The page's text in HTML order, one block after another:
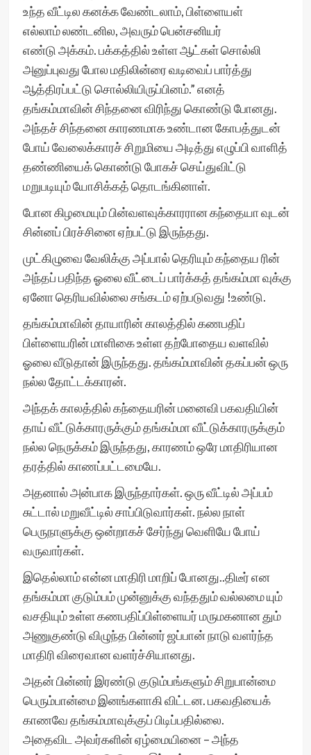
உந்த வீட்டில கனக்க வேண்டலாம், பிள்ளையள்
எல்லாம் லண்டனில, அவரும் பென்சனியர்
எண்டு அக்கம். பக்கத்தில் உள்ள ஆட்கள் சொல்லி
அனுப்புவது போல மதிலின்ரை வடிவைப் பார்த்து
ஆத்திரப்பட்டு சொல்லியிருப்பினம்.” எனத்
தங்கம்மாவின் சிந்தனை விரிந்து கொண்டு போனது.
அந்தச் சிந்தனை காரணமாக உண்டான கோபத்துடன்
போய் வேலைக்காரச் சிறுமியை அடித்து எழுப்பி வாளித்
தண்ணியைக் கொண்டு போகச் செய்துவிட்டு
மறுபடியும் யோசிக்கத் தொடங்கினாள்.
போன கிழமையும் பின்வளவுக்காரரான கந்தையா வுடன்
சின்னப் பிரச்சினை ஏற்பட்டு இருந்தது.
முட்கிழுவை வேலிக்கு அப்பால் தெரியும் கந்தைய ரின்
அந்தப் பதிந்த ஓலை வீட்டைப் பார்க்கத் தங்கம்மா வுக்கு
ஏனோ தெரியவில்லை சங்கடம் ஏற்படுவது !உண்டு.
தங்கம்மாவின் தாயாரின் காலத்தில் கணபதிப்
பிள்ளையரின் மாளிகை உள்ள தற்போதைய வளவில்
ஓலை வீடுதான் இருந்தது. தங்கம்மாவின் தகப்பன் ஒரு
நல்ல தோட்டக்காரன்.
அந்தக் காலத்தில் கந்தையரின் மனைவி பகவதியின்
தாய் வீட்டுக்காரருக்கும் தங்கம்மா வீட்டுக்காரருக்கும்
நல்ல நெருக்கம் இருந்தது, காரணம் ஒரே மாதிரியான
தரத்தில் காணப்பட்டமையே.
அதனால் அன்பாக இருந்தார்கள். ஒரு வீட்டில் அப்பம்
சுட்டால் மறுவீட்டில் சாப்பிடுவார்கள். நல்ல நாள்
பெருநாளுக்கு ஒன்றாகச் சேர்ந்து வெளியே போய்
வருவார்கள்.
இதெல்லாம் என்ன மாதிரி மாறிப் போனது..திடீர் என
தங்கம்மா குடும்பம் முன்னுக்கு வந்ததும் வல்லமை யும்
வசதியும் உள்ள கணபதிப்பிள்ளையர் மருமகனான தும்
அணுகுண்டு விழுந்த பின்னர் ஜப்பான் நாடு வளர்ந்த
மாதிரி விரைவான வளர்ச்சியானது.
அதன் பின்னர் இரண்டு குடும்பங்களும் சிறுபான்மை
பெரும்பான்மை இனங்களாகி விட்டன. பகவதியைக்
காணவே தங்கம்மாவுக்குப் பிடிப்பதில்லை.
அதைவிட அவர்களின் ஏழ்மையினை – அந்த